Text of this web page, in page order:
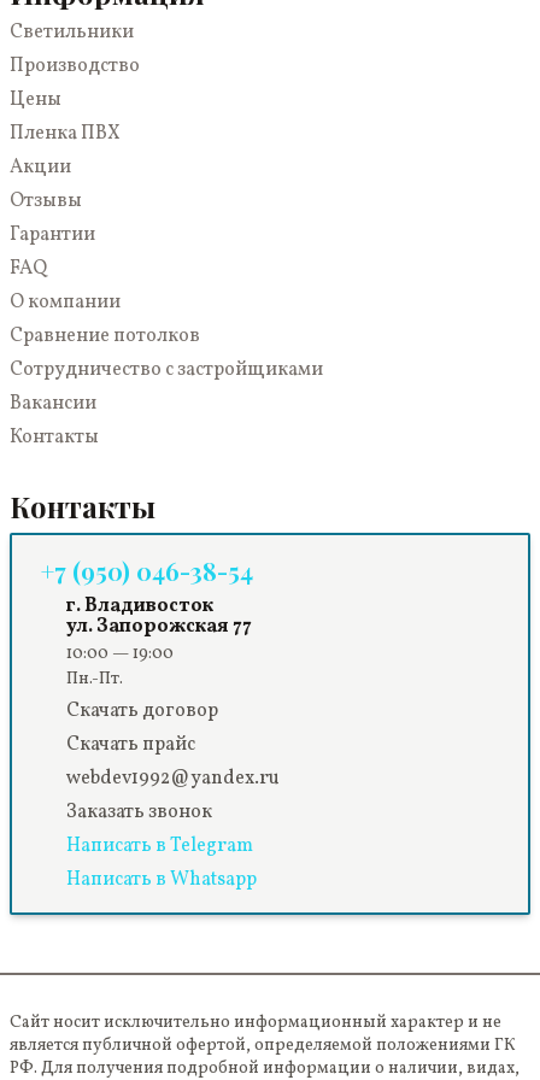
Парящие
Светильники
Производство
Цены
Пленка ПВХ
Акции
Отзывы
Гарантии
FAQ
О компании
Сравнение потолков
Сотрудничество с застройщиками
Вакансии
Контакты
Контакты
+7 (950) 046-38-54
г. Владивосток
ул. Запорожская 77
10:00 — 19:00
Пн.-Пт.
Скачать договор
Скачать прайс
webdev1992@yandex.ru
Заказать звонок
Написать в Telegram
Написать в Whatsapp
Сайт носит исключительно информационный характер и не
является публичной офертой, определяемой положениями ГК
РФ. Для получения подробной информации о наличии, видах,